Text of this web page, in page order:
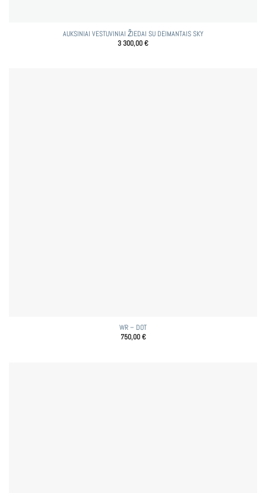
AUKSINIAI VESTUVINIAI ŽIEDAI SU DEIMANTAIS SKY
3 300,00€
WR – DOT
750,00€